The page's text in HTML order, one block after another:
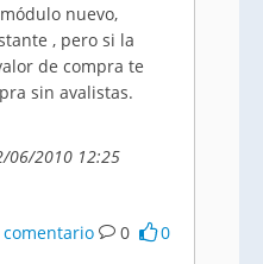
nuevo,
, pero si la
de compra te
sin avalistas.
06/2010 12:25
0 0